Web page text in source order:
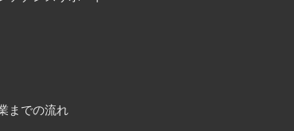
までの流れ